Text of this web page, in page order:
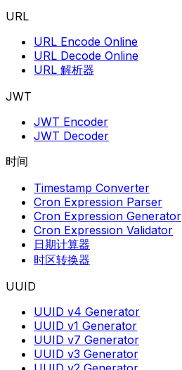
URL
URL Encode Online
URL Decode Online
URL 解析器
JWT
JWT Encoder
JWT Decoder
时间
Timestamp Converter
Cron Expression Parser
Cron Expression Generator
Cron Expression Validator
日期计算器
时区转换器
UUID
UUID v4 Generator
UUID v1 Generator
UUID v7 Generator
UUID v3 Generator